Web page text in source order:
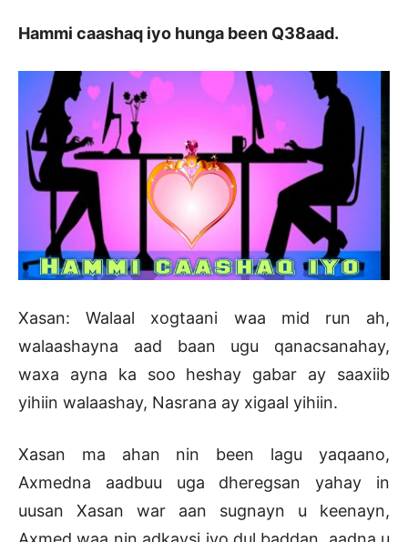
Hammi caashaq iyo hunga been Q38aad.
Xasan: Walaal xogtaani waa mid run ah,
walaashayna aad baan ugu qanacsanahay,
waxa ayna ka soo heshay gabar ay saaxiib
yihiin walaashay, Nasrana ay xigaal yihiin.
Xasan ma ahan nin been lagu yaqaano,
Axmedna aadbuu uga dheregsan yahay in
uusan Xasan war aan sugnayn u keenayn,